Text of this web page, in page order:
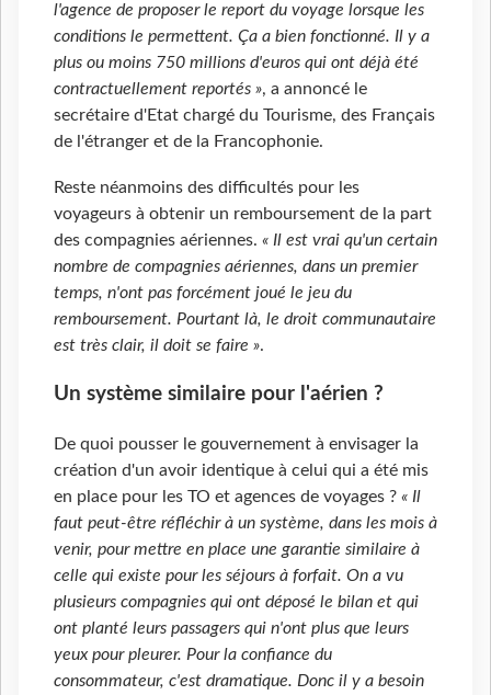
l'agence de proposer le report du voyage lorsque les
conditions le permettent. Ça a bien fonctionné. Il y a
plus ou moins 750 millions d'euros qui ont déjà été
contractuellement reportés », a annoncé le
secrétaire d'Etat chargé du Tourisme, des Français
de l'étranger et de la Francophonie.
Reste néanmoins des difficultés pour les
voyageurs à obtenir un remboursement de la part
des compagnies aériennes. « Il est vrai qu'un certain
nombre de compagnies aériennes, dans un premier
temps, n'ont pas forcément joué le jeu du
remboursement. Pourtant là, le droit communautaire
est très clair, il doit se faire ».
Un système similaire pour l'aérien ?
De quoi pousser le gouvernement à envisager la
création d'un avoir identique à celui qui a été mis
en place pour les TO et agences de voyages ? « Il
faut peut-être réfléchir à un système, dans les mois à
venir, pour mettre en place une garantie similaire à
celle qui existe pour les séjours à forfait. On a vu
plusieurs compagnies qui ont déposé le bilan et qui
ont planté leurs passagers qui n'ont plus que leurs
yeux pour pleurer. Pour la confiance du
consommateur, c'est dramatique. Donc il y a besoin